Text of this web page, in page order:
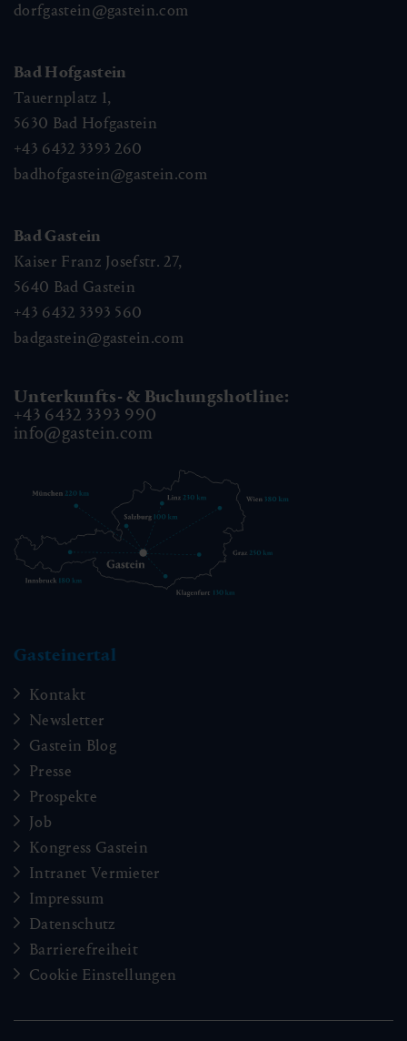
dorfgastein@gastein.com
Bad Hofgastein
Tauernplatz 1,
5630 Bad Hofgastein
+43 6432 3393 260
badhofgastein@gastein.com
Bad Gastein
Kaiser Franz Josefstr. 27,
5640 Bad Gastein
+43 6432 3393 560
badgastein@gastein.com
Unterkunfts- & Buchungshotline:
+43 6432 3393 990
info@gastein.com
Gasteinertal
Kontakt
Newsletter
Gastein Blog
Presse
Prospekte
Job
Kongress Gastein
Intranet Vermieter
Impressum
Datenschutz
Barrierefreiheit
Cookie Einstellungen